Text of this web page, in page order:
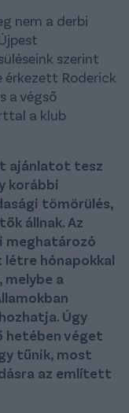
nem a derbi
szerint
érkezett Roderick
a végső
a klub
ajánlatot tesz
korábbi
tömörülés,
állnak. Az
meghatározó
hónapokkal
a
Úgy
hetében véget
tűnik, most
az említett